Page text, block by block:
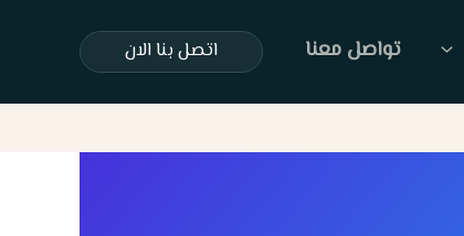
تواصل معنا اتصل بنا الان